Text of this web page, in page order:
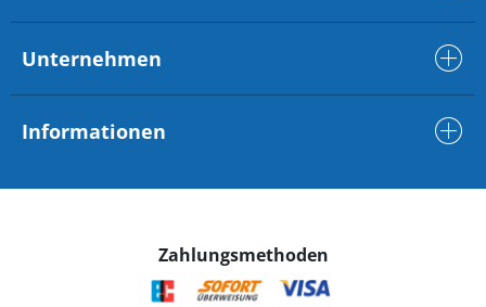
Unternehmen
Informationen
Zahlungsmethoden